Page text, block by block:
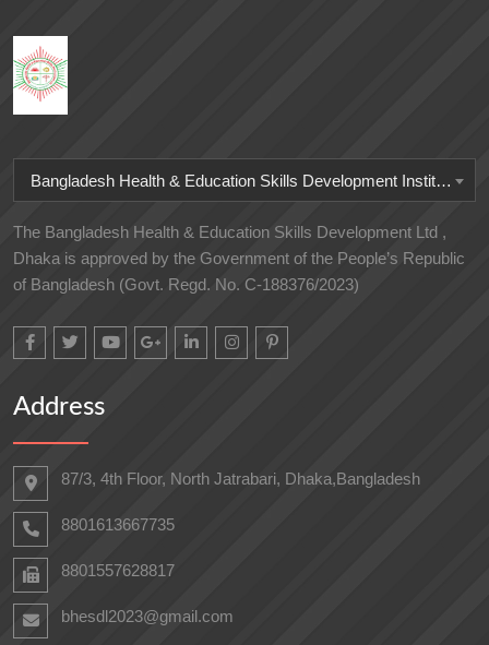
Bangladesh Health & Education Skills Development Institute
The Bangladesh Health & Education Skills Development Ltd ,
Dhaka is approved by the Government of the People’s Republic
of Bangladesh (Govt. Regd. No. C-188376/2023)
Address
87/3, 4th Floor, North Jatrabari, Dhaka,Bangladesh
8801613667735
8801557628817
bhesdl2023@gmail.com